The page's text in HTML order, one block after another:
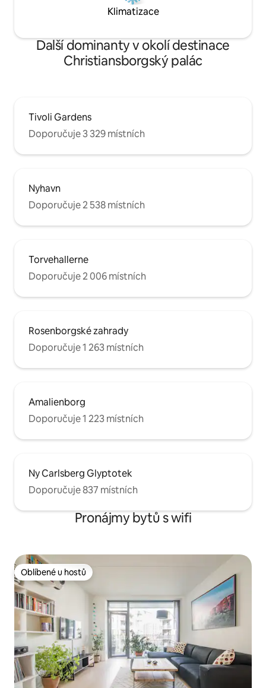
Klimatizace
Další dominanty v okolí destinace
Christiansborgský palác
Tivoli Gardens
Doporučuje 3 329 místních
Nyhavn
Doporučuje 2 538 místních
Torvehallerne
Doporučuje 2 006 místních
Rosenborgské zahrady
Doporučuje 1 263 místních
Amalienborg
Doporučuje 1 223 místních
Ny Carlsberg Glyptotek
Doporučuje 837 místních
Pronájmy bytů s wifi
Oblíbené u hostů
Oblíbené u hostů